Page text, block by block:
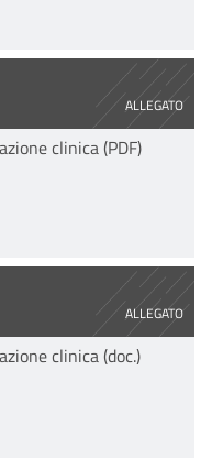
ALLEGATO
clinica (PDF)
ALLEGATO
clinica (doc.)